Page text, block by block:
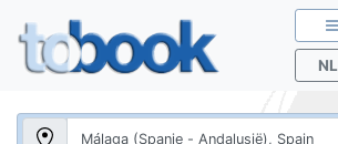
NL